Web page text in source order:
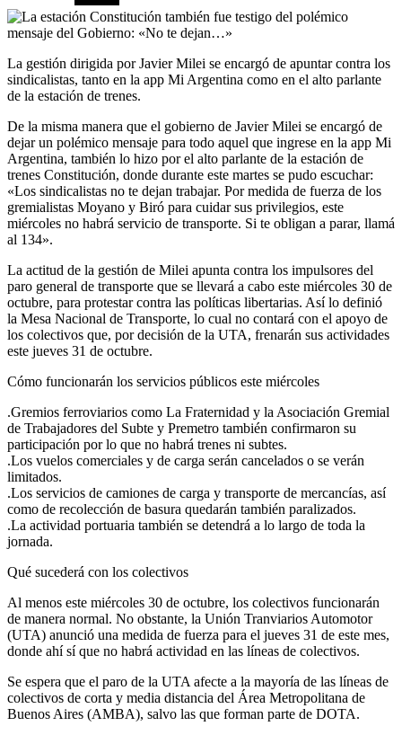
La gestión dirigida por Javier Milei se encargó de apuntar contra los
sindicalistas, tanto en la app Mi Argentina como en el alto parlante
de la estación de trenes.
De la misma manera que el gobierno de Javier Milei se encargó de
dejar un polémico mensaje para todo aquel que ingrese en la app Mi
Argentina, también lo hizo por el alto parlante de la estación de
trenes Constitución, donde durante este martes se pudo escuchar:
«Los sindicalistas no te dejan trabajar. Por medida de fuerza de los
gremialistas Moyano y Biró para cuidar sus privilegios, este
miércoles no habrá servicio de transporte. Si te obligan a parar, llamá
al 134».
La actitud de la gestión de Milei apunta contra los impulsores del
paro general de transporte que se llevará a cabo este miércoles 30 de
octubre, para protestar contra las políticas libertarias. Así lo definió
la Mesa Nacional de Transporte, lo cual no contará con el apoyo de
los colectivos que, por decisión de la UTA, frenarán sus actividades
este jueves 31 de octubre.
Cómo funcionarán los servicios públicos este miércoles
.Gremios ferroviarios como La Fraternidad y la Asociación Gremial
de Trabajadores del Subte y Premetro también confirmaron su
participación por lo que no habrá trenes ni subtes.
.Los vuelos comerciales y de carga serán cancelados o se verán
limitados.
.Los servicios de camiones de carga y transporte de mercancías, así
como de recolección de basura quedarán también paralizados.
.La actividad portuaria también se detendrá a lo largo de toda la
jornada.
Qué sucederá con los colectivos
Al menos este miércoles 30 de octubre, los colectivos funcionarán
de manera normal. No obstante, la Unión Tranviarios Automotor
(UTA) anunció una medida de fuerza para el jueves 31 de este mes,
donde ahí sí que no habrá actividad en las líneas de colectivos.
Se espera que el paro de la UTA afecte a la mayoría de las líneas de
colectivos de corta y media distancia del Área Metropolitana de
Buenos Aires (AMBA), salvo las que forman parte de DOTA.